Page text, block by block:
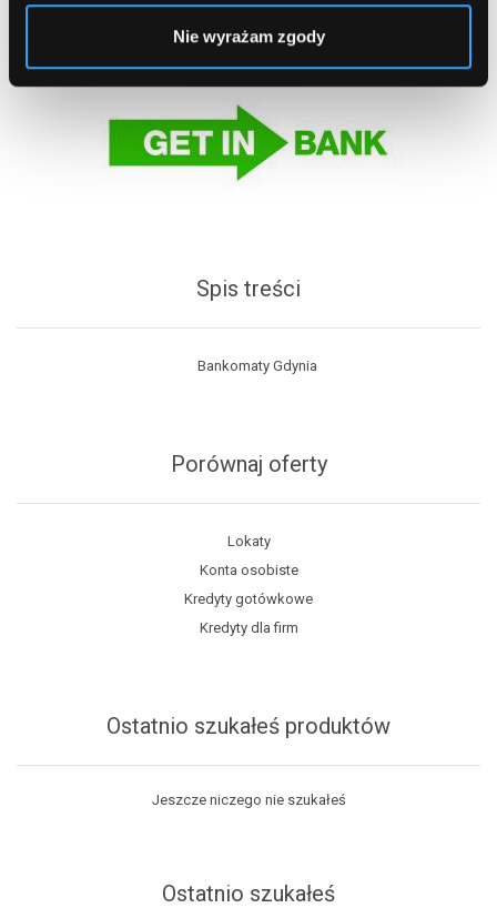
Nie wyrażam zgody
Spis treści
Bankomaty Gdynia
Porównaj oferty
Lokaty
Konta osobiste
Kredyty gotówkowe
Kredyty dla firm
Ostatnio szukałeś produktów
Jeszcze niczego nie szukałeś
Ostatnio szukałeś